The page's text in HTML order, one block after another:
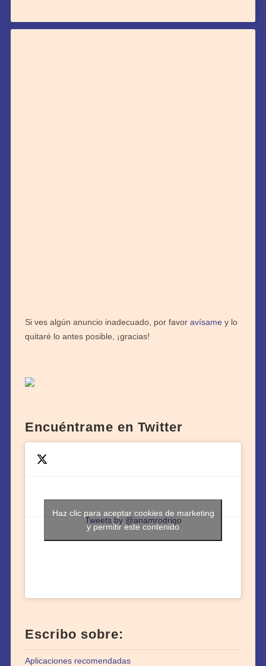
Si ves algún anuncio inadecuado, por favor avísamey lo
quitaré lo antes posible, ¡gracias!
Encuéntrame en Twitter
Tweets by @anamrodrigo
Haz clic para aceptar cookies de marketing
y permitir este contenido
Escribo sobre:
Aplicaciones recomendadas